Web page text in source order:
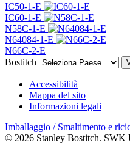
IC50-1-E
IC60-1-E
N58C-1-E
N64084-1-E
N66C-2-E
Bostitch
Accessibilità
Mappa del sito
Informazioni legali
Imballaggio / Smaltimento e
© 2026 Stanley Bostitch. SWK